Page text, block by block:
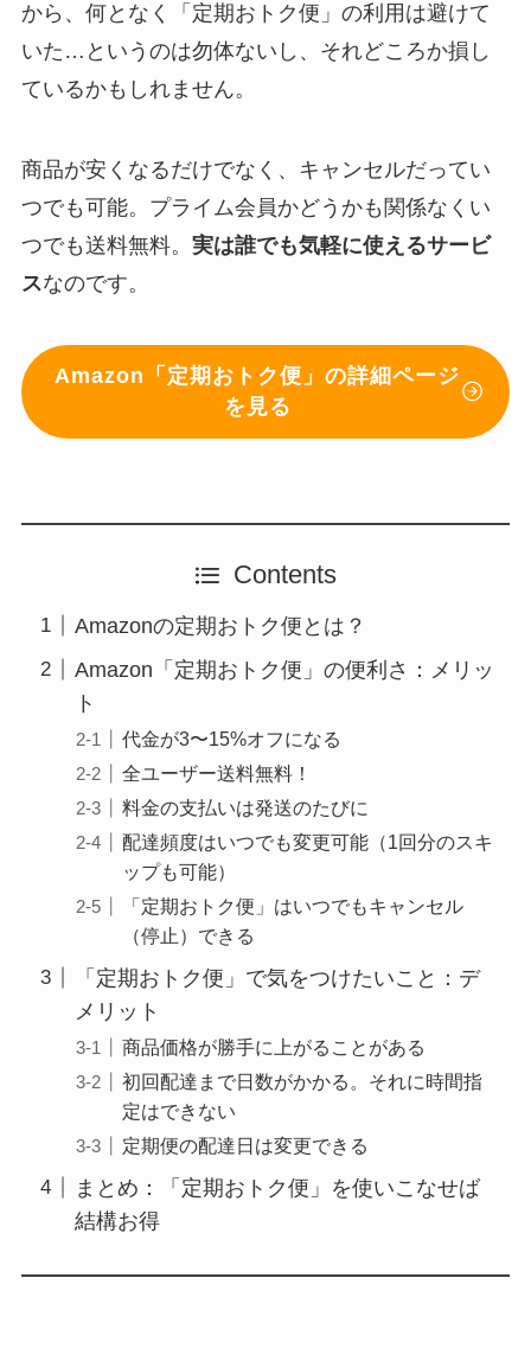
から、何となく「定期おトク便」の利用は避けて
いた…というのは勿体ないし、それどころか損し
ているかもしれません。
商品が安くなるだけでなく、キャンセルだってい
つでも可能。プライム会員かどうかも関係なくい
つでも送料無料。 実は誰でも気軽に使えるサービ
スなのです。
Amazon「定期おトク便」の詳細ページ
を見る
Contents
Amazonの定期おトク便とは？
Amazon「定期おトク便」の便利さ：メリッ
ト
代金が3〜15%オフになる
全ユーザー送料無料！
料金の支払いは発送のたびに
配達頻度はいつでも変更可能（1回分のスキ
ップも可能）
「定期おトク便」はいつでもキャンセル
（停止）できる
「定期おトク便」で気をつけたいこと：デ
メリット
商品価格が勝手に上がることがある
初回配達まで日数がかかる。それに時間指
定はできない
定期便の配達日は変更できる
まとめ：「定期おトク便」を使いこなせば
結構お得